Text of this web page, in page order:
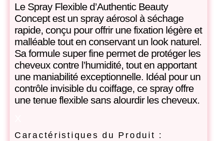
Le Spray Flexible d’Authentic Beauty
Concept est un spray aérosol à séchage
rapide, conçu pour offrir une fixation légère et
malléable tout en conservant un look naturel.
Sa formule super fine permet de protéger les
cheveux contre l’humidité, tout en apportant
une maniabilité exceptionnelle. Idéal pour un
contrôle invisible du coiffage, ce spray offre
une tenue flexible sans alourdir les cheveux.
Caractéristiques du Produit :